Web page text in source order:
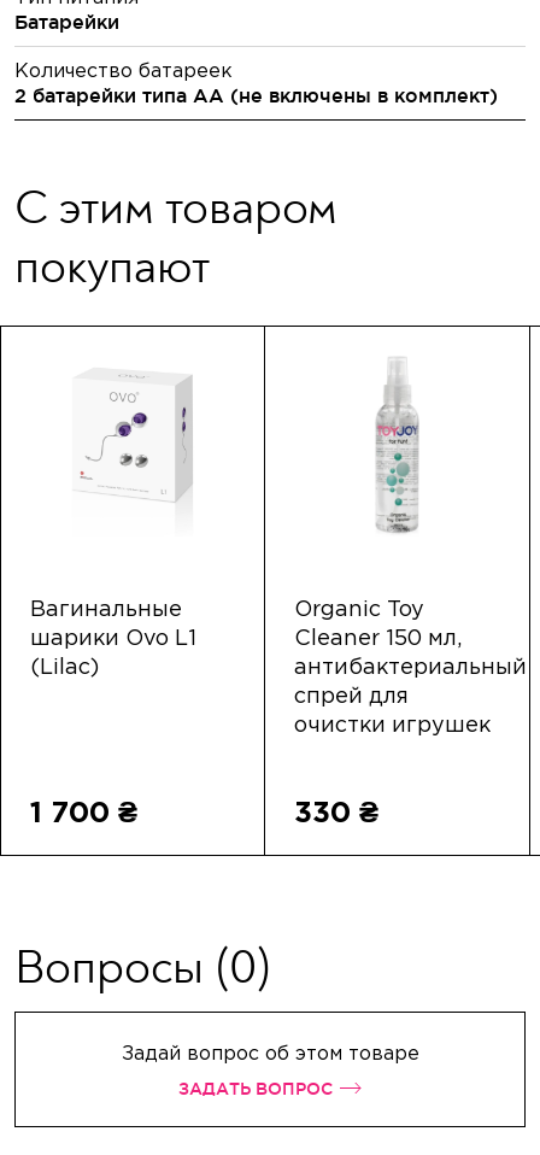
Батарейки
Количество батареек
2 батарейки типа АА (не включены в комплект)
С этим товаром
покупают
Вагинальные
шарики Ovo L1
(Lilac)
1 700 ₴
Organic Toy
Cleaner 150 мл,
антибактериальный
спрей для
очистки игрушек
330 ₴
Вопросы (0)
Задай вопрос об этом товаре
ЗАДАТЬ ВОПРОС